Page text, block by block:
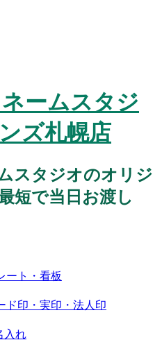
ームスタジ
札幌店
スタジオのオリジ
短で当日お渡し
ート・看板
ド印・実印・法人印
入れ